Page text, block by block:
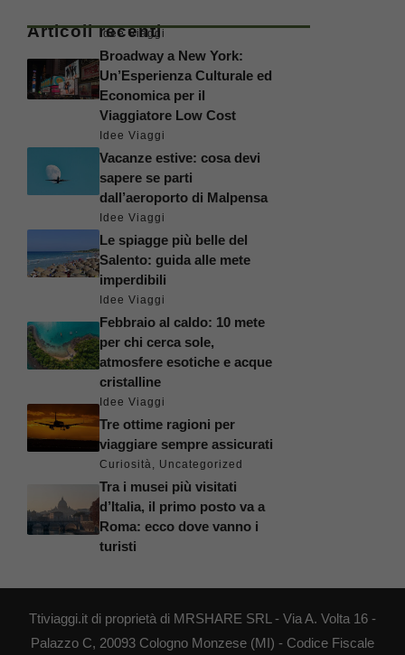
Articoli recenti
Idee Viaggi
Broadway a New York:
Un’Esperienza Culturale ed
Economica per il
Viaggiatore Low Cost
Idee Viaggi
Vacanze estive: cosa devi
sapere se parti
dall’aeroporto di Malpensa
Idee Viaggi
Le spiagge più belle del
Salento: guida alle mete
imperdibili
Idee Viaggi
Febbraio al caldo: 10 mete
per chi cerca sole,
atmosfere esotiche e acque
cristalline
Idee Viaggi
Tre ottime ragioni per
viaggiare sempre assicurati
Curiosità, Uncategorized
Tra i musei più visitati
d’Italia, il primo posto va a
Roma: ecco dove vanno i
turisti
Ttiviaggi.it di proprietà di MRSHARE SRL - Via A. Volta 16 -
Palazzo C, 20093 Cologno Monzese (MI) - Codice Fiscale